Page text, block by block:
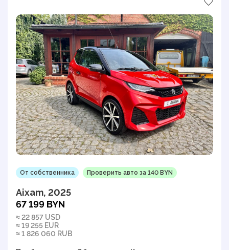
От собственника Проверить авто за 140 BYN
Aixam, 2025
67 199 BYN
≈ 22 857 USD
≈ 19 255 EUR
≈ 1 826 060 RUB